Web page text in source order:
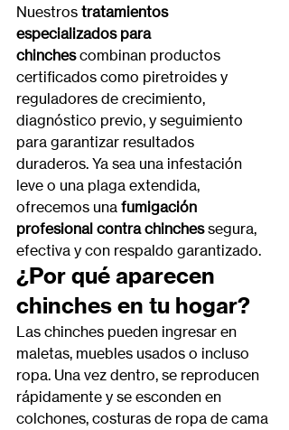
Nuestros tratamientos
especializados para
chinches combinan productos
certificados como piretroides y
reguladores de crecimiento,
diagnóstico previo, y seguimiento
para garantizar resultados
duraderos. Ya sea una infestación
leve o una plaga extendida,
ofrecemos una fumigación
profesional contra chinches segura,
efectiva y con respaldo garantizado.
¿Por qué aparecen
chinches en tu hogar?
Las chinches pueden ingresar en
maletas, muebles usados o incluso
ropa. Una vez dentro, se reproducen
rápidamente y se esconden en
colchones, costuras de ropa de cama